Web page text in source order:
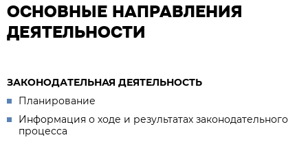
ОСНОВНЫЕ НАПРАВЛЕНИЯ
ДЕЯТЕЛЬНОСТИ
ЗАКОНОДАТЕЛЬНАЯ ДЕЯТЕЛЬНОСТЬ
Планирование
Информация о ходе и результатах законодательного
процесса